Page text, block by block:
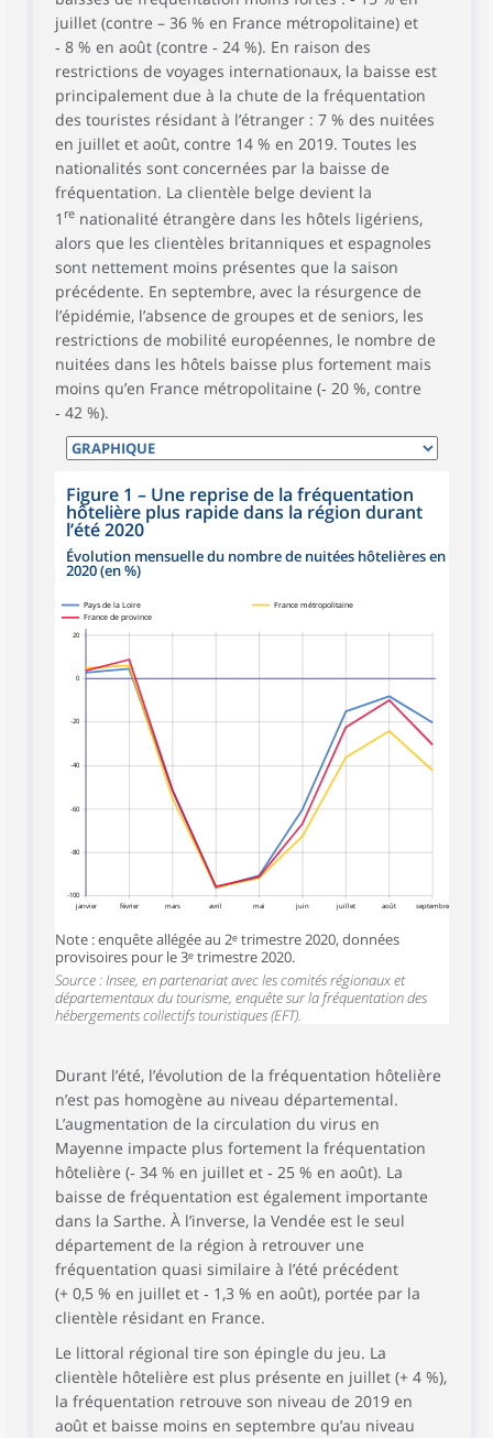
juillet (contre – 36 % en France métropolitaine) et
‑ 8 % en août (contre ‑ 24 %). En raison des
restrictions de voyages internationaux, la baisse est
principalement due à la chute de la fréquentation
des touristes résidant à l’étranger : 7 % des nuitées
en juillet et août, contre 14 % en 2019. Toutes les
nationalités sont concernées par la baisse de
fréquentation. La clientèle belge devient la
1 re nationalité étrangère dans les hôtels ligériens,
alors que les clientèles britanniques et espagnoles
sont nettement moins présentes que la saison
précédente. En septembre, avec la résurgence de
l’épidémie, l’absence de groupes et de seniors, les
restrictions de mobilité européennes, le nombre de
nuitées dans les hôtels baisse plus fortement mais
moins qu’en France métropolitaine (‑ 20 %, contre
‑ 42 %).
Figure 1 – Une reprise de la fréquentation
hôtelière plus rapide dans la région durant
l’été 2020
Évolution mensuelle du nombre de nuitées hôtelières en
2020 (en %)
0
20
-20
-40
-60
-80
-100
janvier
février mars avril mai juin juillet août septembre
Pays de la Loire
France métropolitaine
France de province
Note : enquête allégée au 2ᵉ trimestre 2020, données
provisoires pour le 3ᵉ trimestre 2020.
Source : Insee, en partenariat avec les comités régionaux et
départementaux du tourisme, enquête sur la fréquentation des
hébergements collectifs touristiques (EFT).
Durant l’été, l’évolution de la fréquentation hôtelière
n’est pas homogène au niveau départemental.
L’augmentation de la circulation du virus en
Mayenne impacte plus fortement la fréquentation
hôtelière (‑ 34 % en juillet et ‑ 25 % en août). La
baisse de fréquentation est également importante
dans la Sarthe. À l’inverse, la Vendée est le seul
département de la région à retrouver une
fréquentation quasi similaire à l’été précédent
(+ 0,5 % en juillet et ‑ 1,3 % en août), portée par la
clientèle résidant en France.
Le littoral régional tire son épingle du jeu. La
clientèle hôtelière est plus présente en juillet (+ 4 %),
la fréquentation retrouve son niveau de 2019 en
août et baisse moins en septembre qu’au niveau